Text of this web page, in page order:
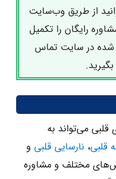
از طریق وب‌سایت
رایگان را تکمیل
شده در سایت تماس
می‌تواند به
قلبی، نارسایی قلبیو
مختلف و مشاوره